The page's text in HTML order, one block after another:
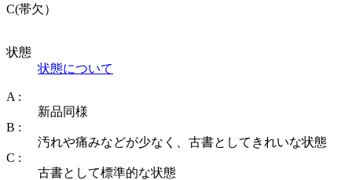
C(帯欠）
状態
状態について
A :
新品同様
B :
汚れや痛みなどが少なく、古書としてきれいな状態
C :
古書として標準的な状態